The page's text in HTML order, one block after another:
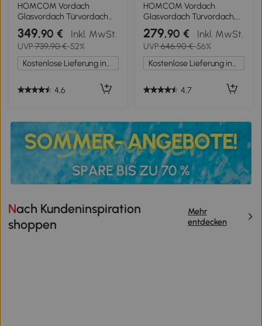
HOMCOM Vordach
Glasvordach Türvordach
gehärtetes Glas(ESG)
Edelstahl Klarglas
(200x90cm) (L)
349,90 € Inkl. MwSt.
UVP739,90 €-52%
Kostenlose Lieferung innerhalb Deutschlands
4,6
HOMCOM Vordach
Glasvordach Türvordach,
Gehärtetem Glas, 304
Edelstahl Klarglas 150 x 90
cm
279,90 € Inkl. MwSt.
UVP646,90 €-56%
Kostenlose Lieferung innerhalb Deutschlands
4,7
Nach Kundeninspiration
shoppen
Mehr
entdecken